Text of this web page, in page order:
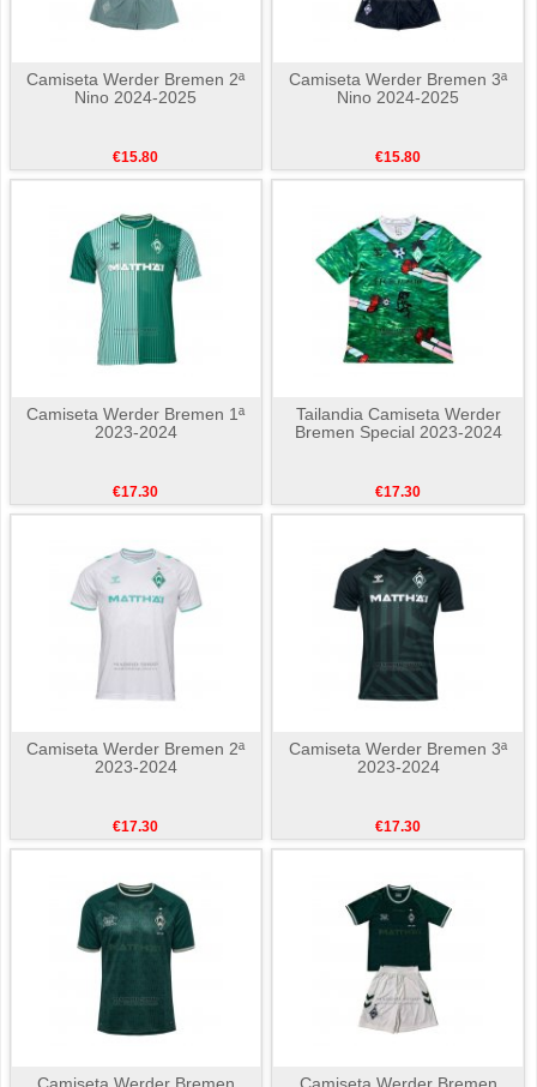
Camiseta Werder Bremen 2ª
Nino 2024-2025
€15.80
Camiseta Werder Bremen 3ª
Nino 2024-2025
€15.80
Camiseta Werder Bremen 1ª
2023-2024
€17.30
Tailandia Camiseta Werder
Bremen Special 2023-2024
€17.30
Camiseta Werder Bremen 2ª
2023-2024
€17.30
Camiseta Werder Bremen 3ª
2023-2024
€17.30